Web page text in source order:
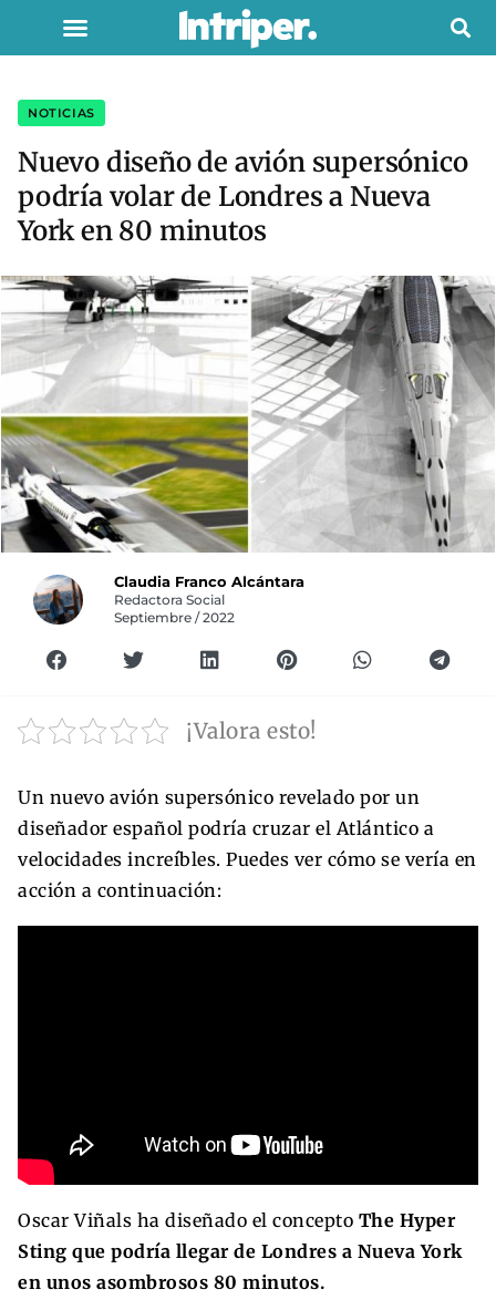
NOTICIAS
Nuevo diseño de avión supersónico
podría volar de Londres a Nueva
York en 80 minutos
Claudia Franco Alcántara
Redactora Social
Septiembre / 2022
¡Valora esto!
Un nuevo avión supersónico revelado por un
diseñador español podría cruzar el Atlántico a
velocidades increíbles. Puedes ver cómo se vería en
acción a continuación:
Oscar Viñals ha diseñado el concepto The Hyper
Sting que podría llegar de Londres a Nueva York
en unos asombrosos 80 minutos.